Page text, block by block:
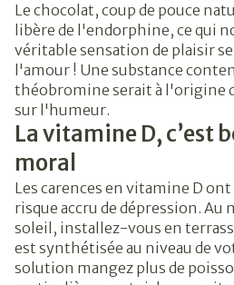
Le chocolat, coup de pouce
libère de l'endorphine, ce qui
véritable sensation de plaisir
l'amour ! Une substance
théobromine serait à l'origine
sur l'humeur.
La vitamine D, c’est
moral
Les carences en vitamine D ont
risque accru de dépression. Au
soleil, installez-vous en
est synthétisée au niveau de
solution mangez plus de